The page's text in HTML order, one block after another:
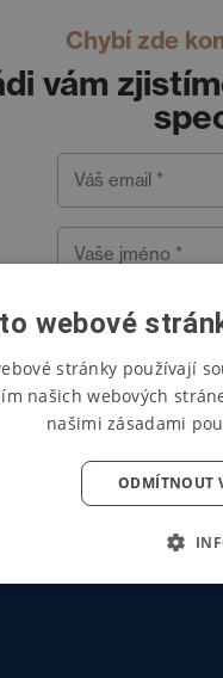
Chybí zde
vám
Váš email *
Vaše jméno *
Váš telefon *
webové
stránky používají
našich webových
našimi zásadami
ODMÍTNOUT